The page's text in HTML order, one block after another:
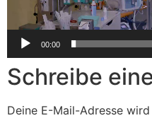
00:00
Schreibe
Deine E-Mail-Adresse